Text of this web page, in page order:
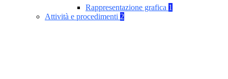
Rappresentazione grafica 1
Attività e procedimenti 2